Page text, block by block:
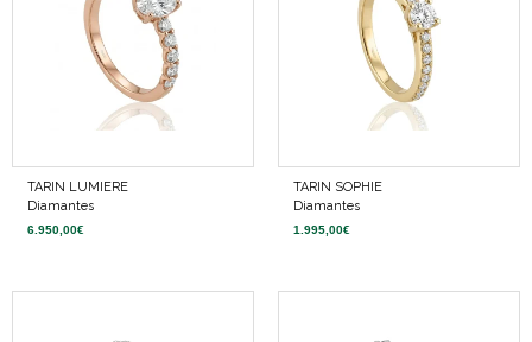
Diamantes
6.950,00€
Diamantes
1.995,00€